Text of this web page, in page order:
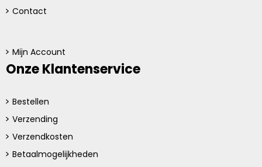
Contact
Mijn Account
Onze Klantenservice
Bestellen
Verzending
Verzendkosten
Betaalmogelijkheden